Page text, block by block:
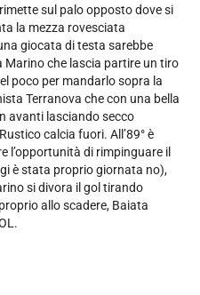
sul palo opposto dove si
la mezza rovesciata
giocata di testa sarebbe
Marino che lascia partire un tiro
poco per mandarlo sopra la
Terranova che con una bella
avanti lasciando secco
calcia fuori. All’89° è
l’opportunità di rimpinguare il
è stata proprio giornata no),
si divora il gol tirando
allo scadere, Baiata